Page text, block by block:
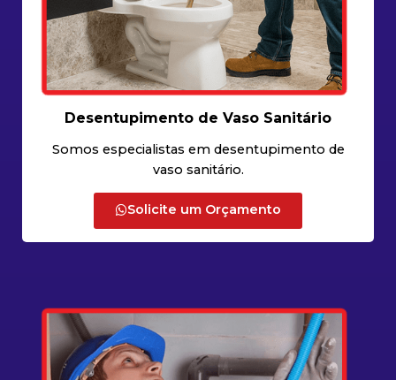
Desentupimento de Vaso Sanitário
Somos especialistas em desentupimento de
vaso sanitário.
Solicite um Orçamento